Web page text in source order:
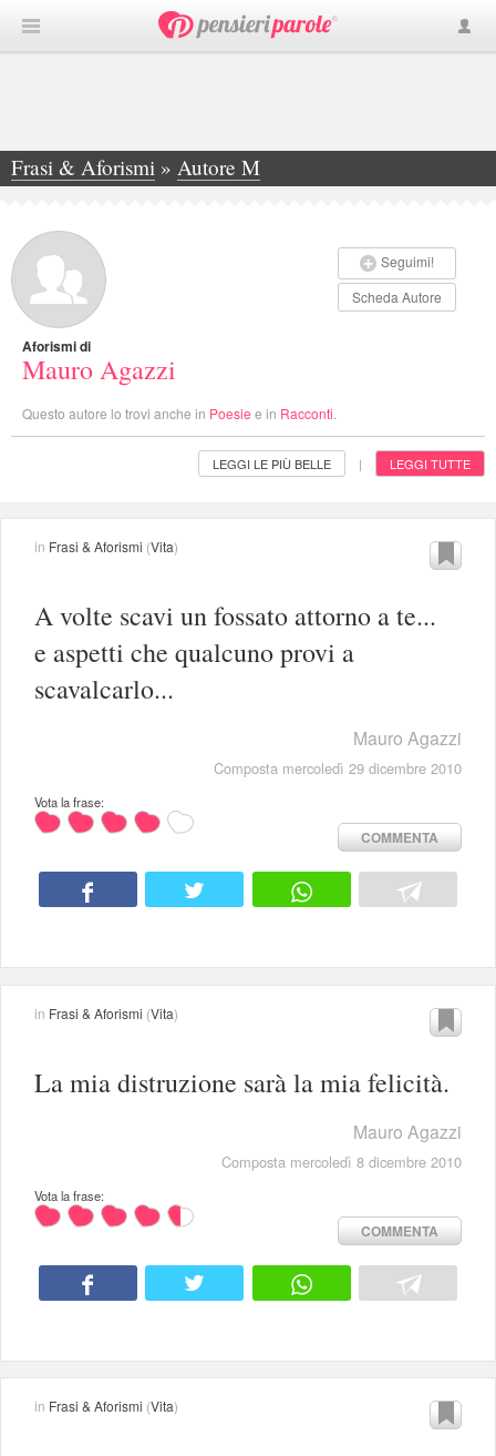
Frasi & Aforismi » Autore M
»Mauro Agazzi
Seguimi!
Scheda Autore
Aforismi di
Mauro Agazzi
Questo autore lo trovi anche in Poesie e in Racconti
LEGGI LE PIÙ BELLE | LEGGI TUTTE
in Frasi & Aforismi (Vita)
A volte scavi un fossato attorno a te...
e aspetti che qualcuno provi a
scavalcarlo...
Mauro Agazzi
Composta mercoledì 29 dicembre 2010
Vota la frase:
COMMENTA
in Frasi & Aforismi (Vita)
La mia distruzione sarà la mia felicità.
Mauro Agazzi
Composta mercoledì 8 dicembre 2010
Vota la frase:
COMMENTA
in Frasi & Aforismi (Vita)